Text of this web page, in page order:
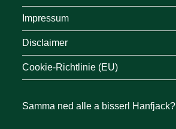
Impressum
Disclaimer
Cookie-Richtlinie (EU)
Samma ned alle a bisserl Hanfjack?